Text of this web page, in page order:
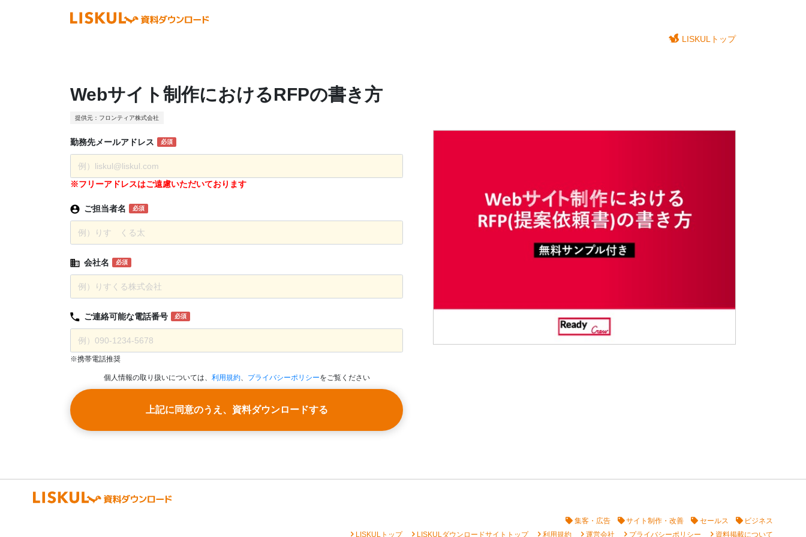
LISKULトップ
Webサイト制作におけるRFPの書き方
提供元：フロンティア株式会社
勤務先メールアドレス 必須
※フリーアドレスはご遠慮いただいております
ご担当者名 必須
会社名 必須
ご連絡可能な電話番号 必須
※携帯電話推奨
個人情報の取り扱いについては、 利用規約、 プライバシーポリシーをご覧ください
上記に同意のうえ、資料ダウンロードする
集客・広告 サイト制作・改善 セールス ビジネス
chevron_rightLISKULトップ chevron_rightLISKULダウンロードサイトトップ chevron_right利用規約 chevron_right運営会社 chevron_rightプライバシーポリシー chevron_right資料掲載について